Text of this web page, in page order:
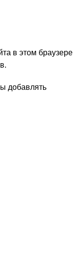
в этом браузере
добавлять